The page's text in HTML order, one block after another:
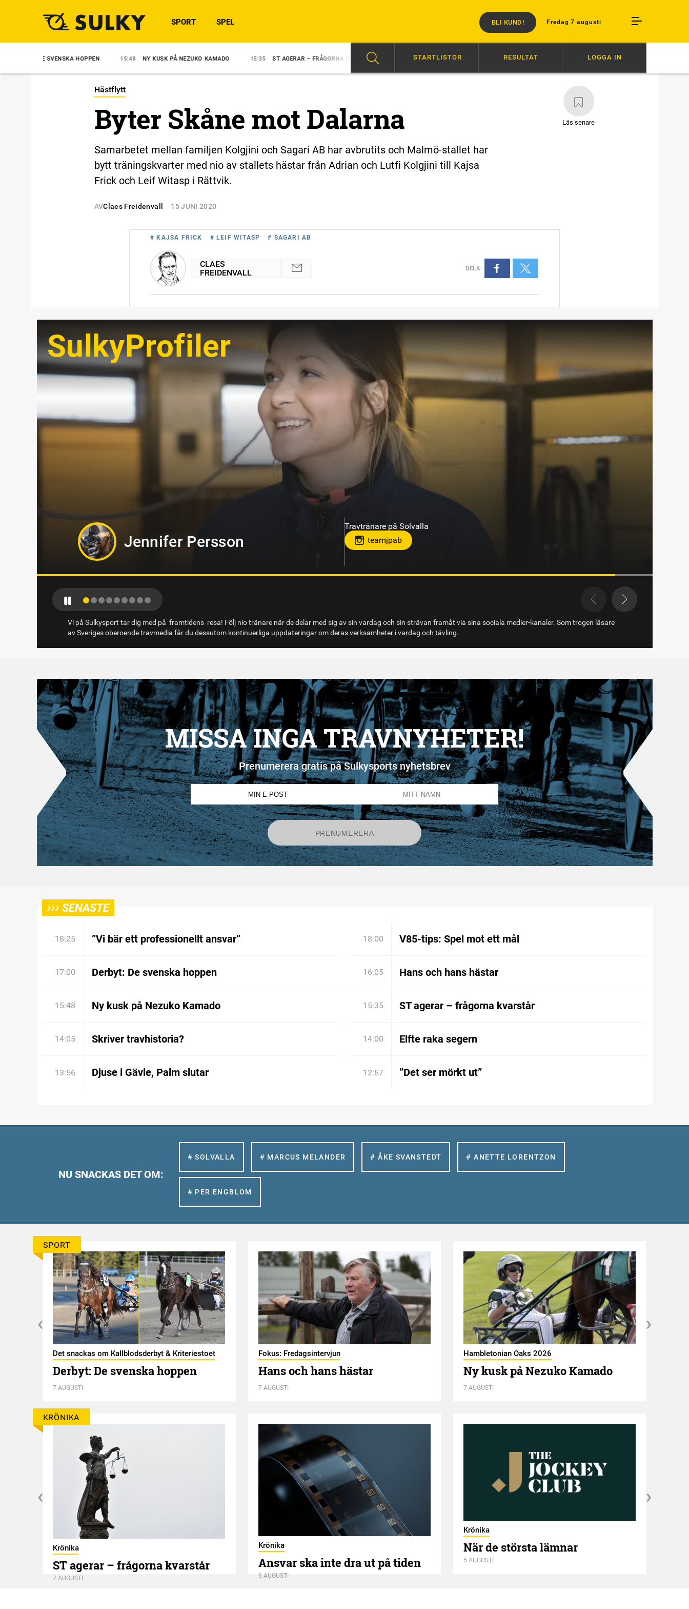
Fredag 7 augusti
SPORT SPEL BLI KUND!
SVENSKA HOPPEN 15:48 NY KUSK PÅ NEZUKO KAMADO 15:35 ST AGERAR – FRÅGORNA KVARSTÅR 14:05 SKRIVER TRAVHISTORIA? ”VI BÄR ETT PROFESSIONELLT ANSVAR”
STARTLISTOR RESULTAT LOGGA IN
Hästflytt
Läs senare
Byter Skåne mot Dalarna
Samarbetet mellan familjen Kolgjini och Sagari AB har avbrutits och Malmö-stallet har
bytt träningskvarter med nio av stallets hästar från Adrian och Lutfi Kolgjini till Kajsa
Frick och Leif Witasp i Rättvik.
AVClaes Freidenvall 15 JUNI 2020
# KAJSA FRICK # LEIF WITASP # SAGARI AB
CLAES
FREIDENVALL
DELA:
SulkyProfiler
Markus B Svedberg
Travtränare på Sundbyholmstravet i Eskilstuna
Vi på Sulkysport tar dig med på framtidens resa! Följ nio tränare när de delar med sig av sin vardag och sin strävan framåt via sina sociala medier-kanaler. Som trogen läsare
av Sveriges oberoende travmedia får du dessutom kontinuerliga uppdateringar om deras verksamheter i vardag och tävling.
MISSA INGA TRAVNYHETER!
Prenumerera gratis på Sulkysports nyhetsbrev
››› SENASTE
18:25 ”Vi bär ett professionellt ansvar” 18:00 V85-tips: Spel mot ett mål
17:00 Derbyt: De svenska hoppen 16:05 Hans och hans hästar
15:48 Ny kusk på Nezuko Kamado 15:35 ST agerar – frågorna kvarstår
14:05 Skriver travhistoria? 14:00 Elfte raka segern
13:56 Djuse i Gävle, Palm slutar 12:57 ”Det ser mörkt ut”
NU SNACKAS DET OM:
# SOLVALLA # MARCUS MELANDER # ÅKE SVANSTEDT # ANETTE LORENTZON
# PER ENGBLOM
SPORT
Det snackas om Kallblodsderbyt & Kriteriestoet
Derbyt: De svenska hoppen
7 AUGUSTI
Fokus: Fredagsintervjun
Hans och hans hästar
7 AUGUSTI
Hambletonian Oaks 2026
Ny kusk på Nezuko Kamado
7 AUGUSTI
KRÖNIKA
Krönika
ST agerar – frågorna kvarstår
7 AUGUSTI
Krönika
Ansvar ska inte dra ut på tiden
6 AUGUSTI
Krönika
När de största lämnar
5 AUGUSTI